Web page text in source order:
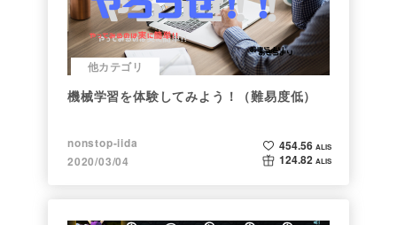
他カテゴリ
機械学習を体験してみよう！（難易度低）
nonstop-iida
2020/03/04
454.56 ALIS
124.82 ALIS